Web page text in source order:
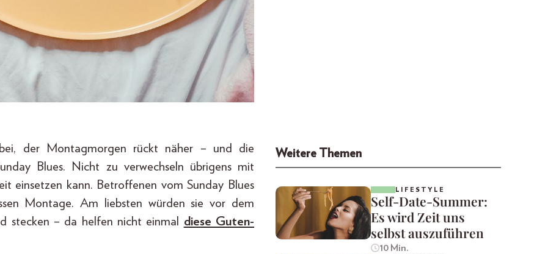
der Montagmorgen rückt näher – und die
Blues. Nicht zu verwechseln übrigens mit
einsetzen kann. Betroffenen vom Sunday Blues
Montage. Am liebsten würden sie vor dem
stecken – da helfen nicht einmal diese Guten-
Weitere Themen
LIFESTYLE
Self-Date-Summer:
Es wird Zeit uns
selbst auszuführen
10 Min.